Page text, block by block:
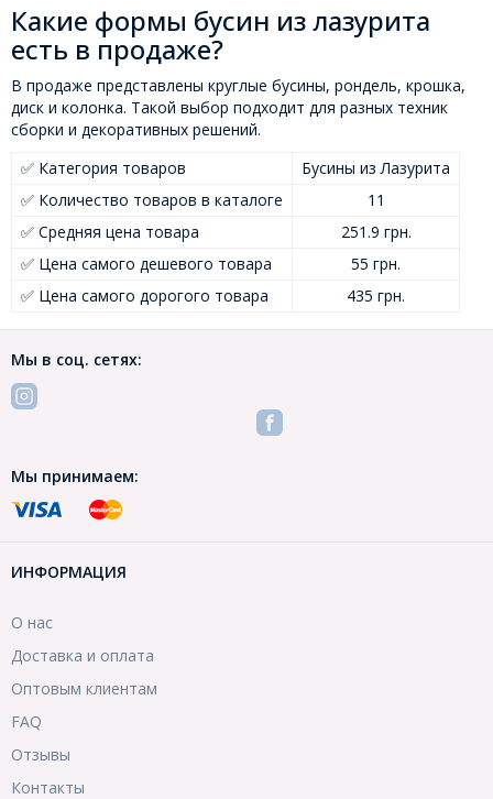
Какие формы бусин из лазурита
есть в продаже?
В продаже представлены круглые бусины, рондель, крошка,
диск и колонка. Такой выбор подходит для разных техник
сборки и декоративных решений.
✅ Категория товаров
Бусины из Лазурита
✅ Количество товаров в каталоге
11
✅ Средняя цена товара
251.9 грн.
✅ Цена самого дешевого товара
55 грн.
✅ Цена самого дорогого товара
435 грн.
Мы в соц. сетях:
Мы принимаем:
ИНФОРМАЦИЯ
О нас
Доставка и оплата
Оптовым клиентам
FAQ
Отзывы
Контакты